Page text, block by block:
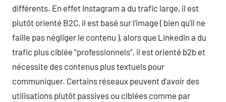
différents. En effet Instagram a du trafic large, il est
plutôt orienté B2C, il est basé sur l’image ( bien qu’il ne
faille pas négliger le contenu ), alors que Linkedin a du
trafic plus ciblée “professionnels”, il est orienté b2b et
nécessite des contenus plus textuels pour
communiquer. Certains réseaux peuvent d’avoir des
utilisations plutôt passives ou ciblées comme par